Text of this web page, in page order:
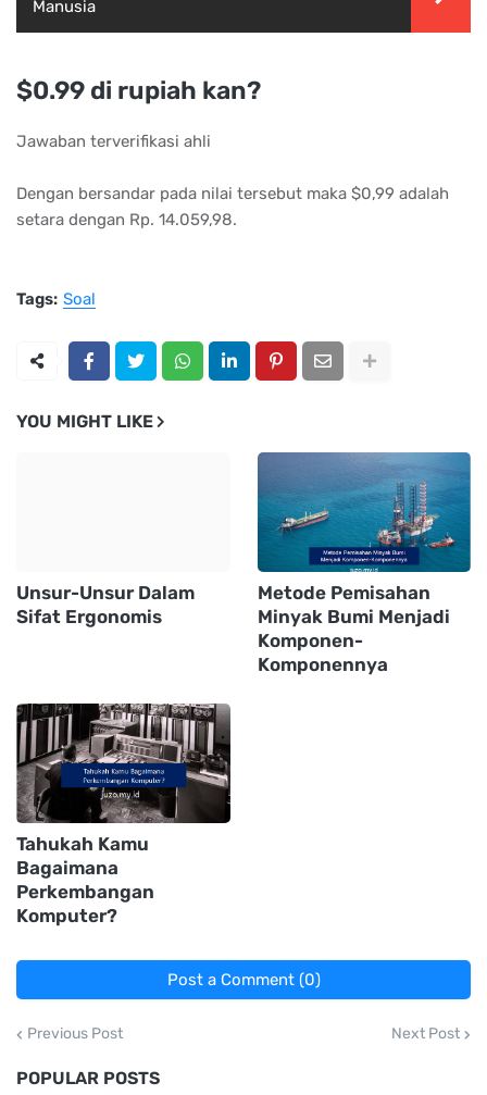
Manusia
$0.99 di rupiah kan?
Jawaban terverifikasi ahli
Dengan bersandar pada nilai tersebut maka $0,99 adalah
setara dengan Rp. 14.059,98.
Tags: Soal
YOU MIGHT LIKE
Unsur-Unsur Dalam
Sifat Ergonomis
Metode Pemisahan
Minyak Bumi Menjadi
Komponen-
Komponennya
Tahukah Kamu
Bagaimana
Perkembangan
Komputer?
Post a Comment (0)
Previous Post Next Post
POPULAR POSTS